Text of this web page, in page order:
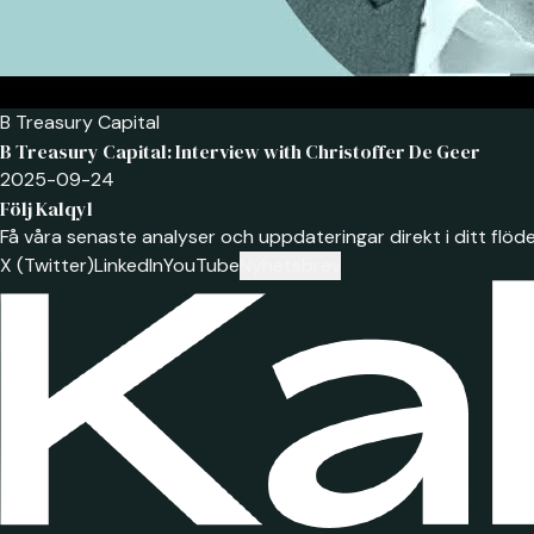
B Treasury Capital
B Treasury Capital: Interview with Christoffer De Geer
2025-09-24
Följ Kalqyl
Få våra senaste analyser och uppdateringar direkt i ditt
X (Twitter)LinkedInYouTube